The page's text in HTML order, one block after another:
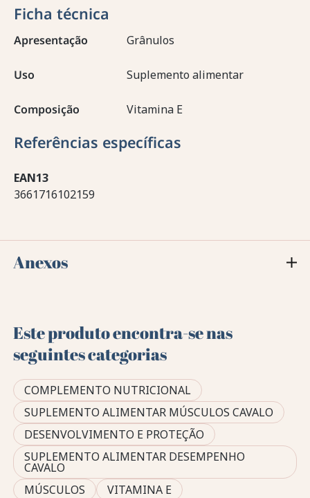
Ficha técnica
Apresentação Grânulos
Uso Suplemento alimentar
Composição Vitamina E
Referências específicas
EAN13
3661716102159
Anexos
Este produto encontra-se nas
seguintes categorias
COMPLEMENTO NUTRICIONAL
SUPLEMENTO ALIMENTAR MÚSCULOS CAVALO
DESENVOLVIMENTO E PROTEÇÃO
SUPLEMENTO ALIMENTAR DESEMPENHO
CAVALO
MÚSCULOS
VITAMINA E